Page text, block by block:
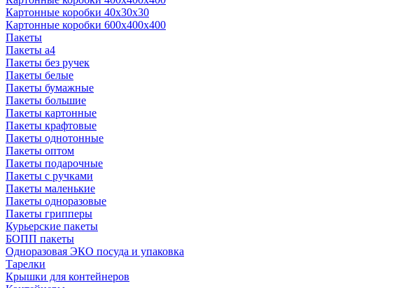
Картонные коробки 40x30x30
Картонные коробки 600x400x400
Пакеты
Пакеты а4
Пакеты без ручек
Пакеты белые
Пакеты бумажные
Пакеты большие
Пакеты картонные
Пакеты крафтовые
Пакеты однотонные
Пакеты оптом
Пакеты подарочные
Пакеты с ручками
Пакеты маленькие
Пакеты одноразовые
Пакеты грипперы
Курьерские пакеты
БОПП пакеты
Одноразовая ЭКО посуда и упаковка
Тарелки
Крышки для контейнеров